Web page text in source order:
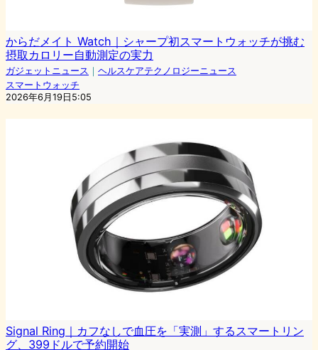
からだメイト Watch｜シャープ初スマートウォッチが挑む
摂取カロリー自動測定の実力
ガジェットニュース ｜ ヘルスケアテクノロジーニュース
スマートウォッチ
2026年6月19日5:05
Signal Ring｜カフなしで血圧を「実測」するスマートリン
グ、399ドルで予約開始